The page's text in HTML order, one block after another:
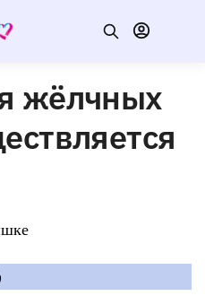
жёлчных